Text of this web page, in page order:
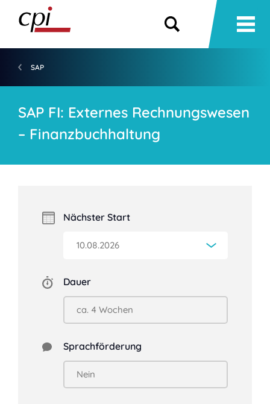
SAP
SAP FI: Externes Rechnungswesen
– Finanzbuchhaltung
Nächster Start
Dauer
Sprachförderung